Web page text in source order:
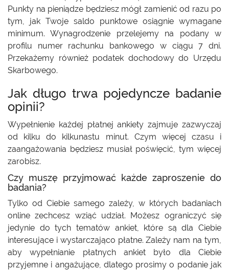
Punkty na pieniądze będziesz mógł zamienić od razu po
tym, jak Twoje saldo punktowe osiągnie wymagane
minimum. Wynagrodzenie przelejemy na podany w
profilu numer rachunku bankowego w ciągu 7 dni.
Przekażemy również podatek dochodowy do Urzędu
Skarbowego.
Jak długo trwa pojedyncze badanie
opinii?
Wypełnienie każdej płatnej ankiety zajmuje zazwyczaj
od kilku do kilkunastu minut. Czym więcej czasu i
zaangażowania będziesz musiał poświęcić, tym więcej
zarobisz.
Czy muszę przyjmować każde zaproszenie do
badania?
Tylko od Ciebie samego zależy, w których badaniach
online zechcesz wziąć udział. Możesz ograniczyć się
jedynie do tych tematów ankiet, które są dla Ciebie
interesujące i wystarczająco płatne. Zależy nam na tym,
aby wypełnianie płatnych ankiet było dla Ciebie
przyjemne i angażujące, dlatego prosimy o podanie jak